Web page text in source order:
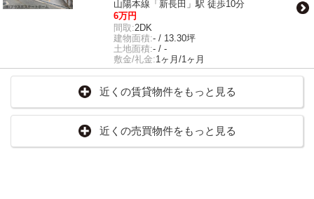
山陽本線「新長田」駅 徒歩10分
6万円
間取:2DK
建物面積:- / 13.30坪
土地面積:- / -
敷金/礼金:1ヶ月/1ヶ月
近くの賃貸物件をもっと見る
近くの売買物件をもっと見る